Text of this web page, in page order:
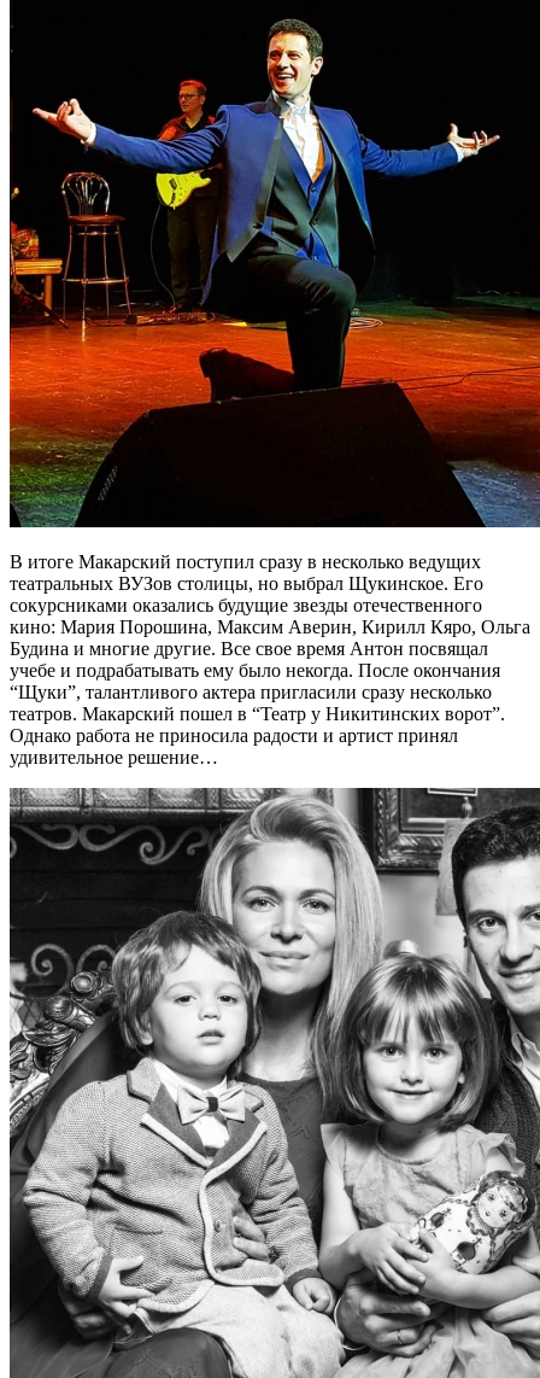
В итоге Макарский поступил сразу в несколько ведущих
театральных ВУЗов столицы, но выбрал Щукинское. Его
сокурсниками оказались будущие звезды отечественного
кино: Мария Порошина, Максим Аверин, Кирилл Кяро, Ольга
Будина и многие другие. Все свое время Антон посвящал
учебе и подрабатывать ему было некогда. После окончания
“Щуки”, талантливого актера пригласили сразу несколько
театров. Макарский пошел в “Театр у Никитинских ворот”.
Однако работа не приносила радости и артист принял
удивительное решение…